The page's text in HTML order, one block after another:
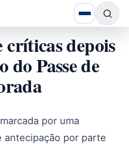
críticas depois
do Passe de
por uma
antecipação por parte